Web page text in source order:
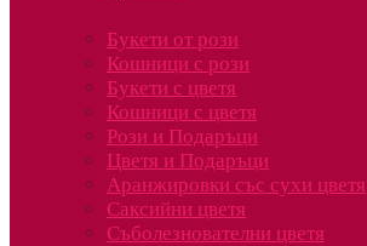
Букети от рози
Кошници с рози
Букети с цветя
Кошници с цветя
Рози и Подаръци
Цветя и Подаръци
Аранжировки със сухи цветя
Саксийни цветя
Съболезнователни цветя